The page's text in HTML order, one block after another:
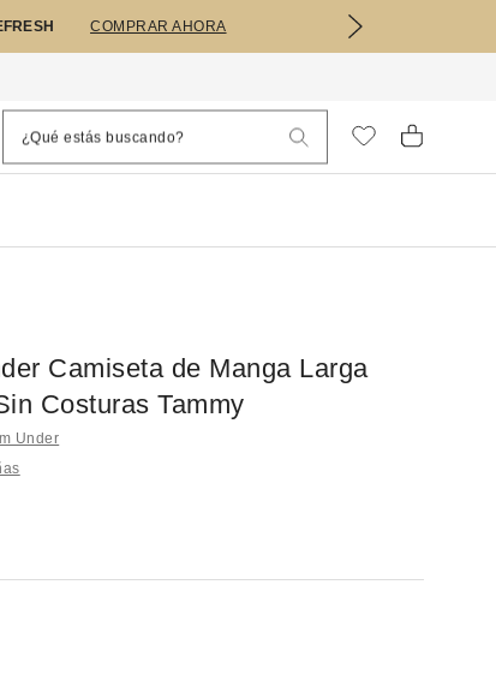
COMPRAR AHORA
Camiseta de Manga Larga
Costuras Tammy
Under